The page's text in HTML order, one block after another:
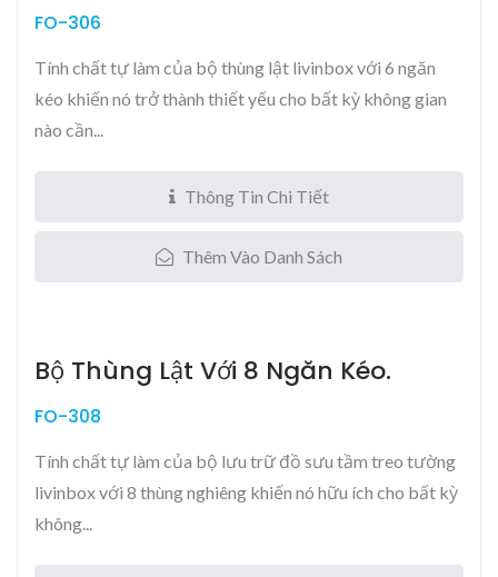
FO-306
Tính chất tự làm của bộ thùng lật livinbox với 6 ngăn
kéo khiến nó trở thành thiết yếu cho bất kỳ không gian
nào cần...
Thông Tin Chi Tiết
Thêm Vào Danh Sách
Bộ Thùng Lật Với 8 Ngăn Kéo.
FO-308
Tính chất tự làm của bộ lưu trữ đồ sưu tầm treo tường
livinbox với 8 thùng nghiêng khiến nó hữu ích cho bất kỳ
không...